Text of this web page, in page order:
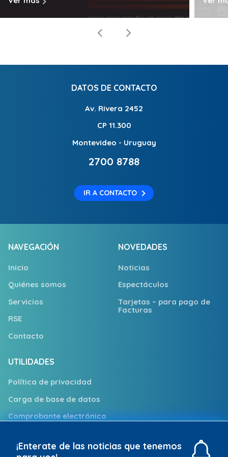
DATOS DE CONTACTO
Av. Rivera 2452
CP 11.300
Montevideo - Uruguay
2700 8788
IR A CONTACTO
NAVEGACIÓN
Inicio
Quiénes somos
Servicios
RSE
Contacto
NOVEDADES
Noticias
Espectáculos
Tarjetas – para pago de
Facturas
UTILIDADES
Política de privacidad
Carga de base de datos
Comprobante electrónico
Puntos de Atención
¡Enterate de las noticias que tenemos